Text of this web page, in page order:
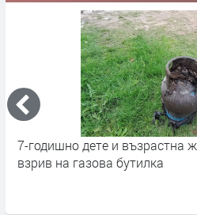
7-годишно дете и възрастна
взрив на газова бутилка